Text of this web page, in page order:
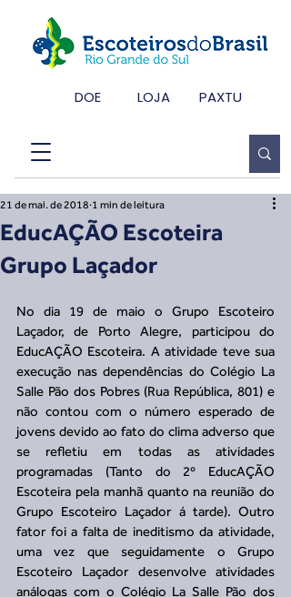
DOE LOJA PAXTU
EducAÇÃO Escoteira
Grupo Laçador
21 de mai. de 2018 1 min de leitura
No dia 19 de maio o Grupo Escoteiro
Laçador, de Porto Alegre, participou do
EducAÇÃO Escoteira. A atividade teve sua
execução nas dependências do Colégio La
Salle Pão dos Pobres (Rua República, 801) e
não contou com o número esperado de
jovens devido ao fato do clima adverso que
se refletiu em todas as atividades
programadas (Tanto do 2º EducAÇÃO
Escoteira pela manhã quanto na reunião do
Grupo Escoteiro Laçador á tarde). Outro
fator foi a falta de ineditismo da atividade,
uma vez que seguidamente o Grupo
Escoteiro Laçador desenvolve atividades
análogas com o Colégio La Salle Pão dos